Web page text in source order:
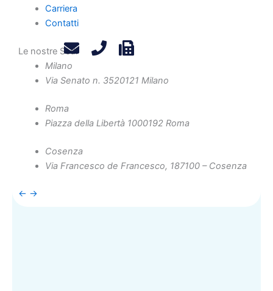
Carriera
Contatti
Le nostre Sedi
Milano
Via Senato n. 3520121 Milano
Roma
Piazza della Libertà 1000192 Roma
Cosenza
Via Francesco de Francesco, 187100 – Cosenza
← →
Articolo precedente
Articolo successivo
Una rete di professionisti